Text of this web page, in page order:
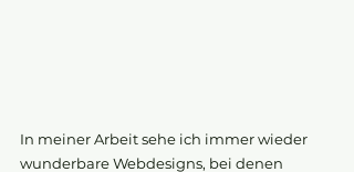
In meiner Arbeit sehe ich immer wieder
wunderbare Webdesigns, bei denen